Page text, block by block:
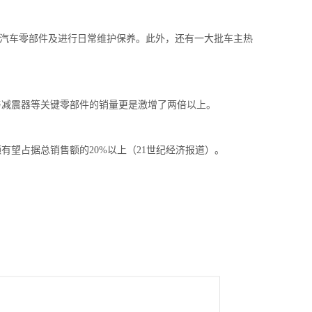
车零部件及进行日常维护保养。此外，还有一大批车主热
震器等关键零部件的销量更是激增了两倍以上。
占据总销售额的20%以上（21世纪经济报道）。